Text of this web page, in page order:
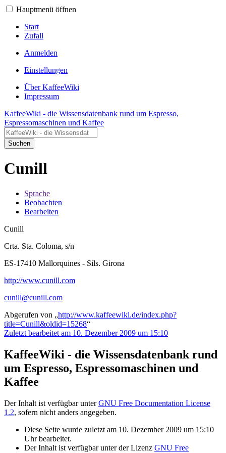
Hauptmenü öffnen
Start
Zufall
Anmelden
Einstellungen
Über KaffeeWiki
Impressum
KaffeeWiki - die Wissensdatenbank rund um Espresso,
Espressomaschinen und Kaffee
Suchen
Cunill
Sprache
Beobachten
Bearbeiten
Cunill
Crta. Sta. Coloma, s/n
ES-17410 Mallorquines - Sils. Girona
http://www.cunill.com
cunill@cunill.com
Abgerufen von „http://www.kaffeewiki.de/index.php?
title=Cunill&oldid=15268“
Zuletzt bearbeitet am 10. Dezember 2009 um 15:10
KaffeeWiki - die Wissensdatenbank rund
um Espresso, Espressomaschinen und
Kaffee
Der Inhalt ist verfügbar unterGNU Free Documentation License
1.2, sofern nicht anders angegeben.
Diese Seite wurde zuletzt am 10. Dezember 2009 um 15:10
Uhr bearbeitet.
Der Inhalt ist verfügbar unter der Lizenz GNU Free